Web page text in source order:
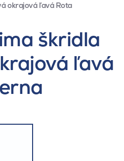
okrajová ľavá Rota
škridla
ľavá